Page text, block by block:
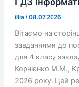
illia /08.07.2026
Вітаємо на
завданнями до
для 4 класу
Корнієнко М.М.,
2026 року. Цей